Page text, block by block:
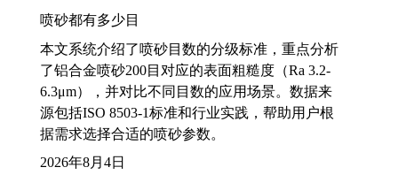
喷砂都有多少目
本文系统介绍了喷砂目数的分级标准，重点分析
了铝合金喷砂200目对应的表面粗糙度（Ra 3.2-
6.3μm），并对比不同目数的应用场景。数据来
源包括ISO 8503-1标准和行业实践，帮助用户根
据需求选择合适的喷砂参数。
2026年8月4日